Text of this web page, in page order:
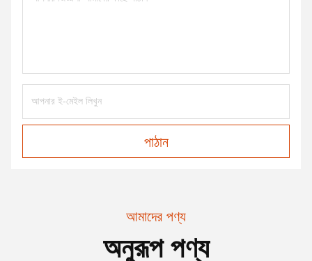
পাঠান
আমাদের পণ্য
অনুরূপ পণ্য